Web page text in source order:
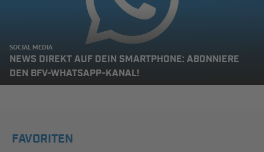
SOCIAL MEDIA
NEWS DIREKT AUF DEIN SMARTPHONE: ABONNIERE
DEN BFV-WHATSAPP-KANAL!
FAVORITEN